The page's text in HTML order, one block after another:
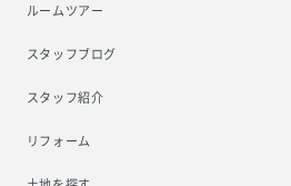
ルームツアー
スタッフブログ
スタッフ紹介
リフォーム